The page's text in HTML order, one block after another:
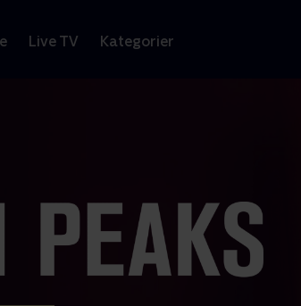
Live TV Kategorier